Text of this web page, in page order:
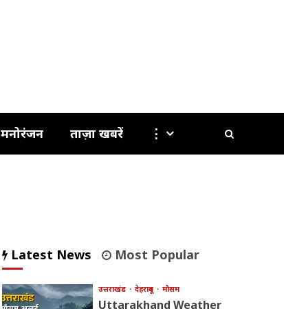
मनोरंजन ताज़ा खबरें ⋮
Latest News Most Popular
उत्तराखंड देहरादून मौसम
Uttarakhand Weather